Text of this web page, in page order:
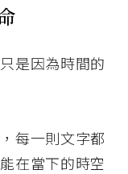
是因為時間的
每一則文字都
在當下的時空